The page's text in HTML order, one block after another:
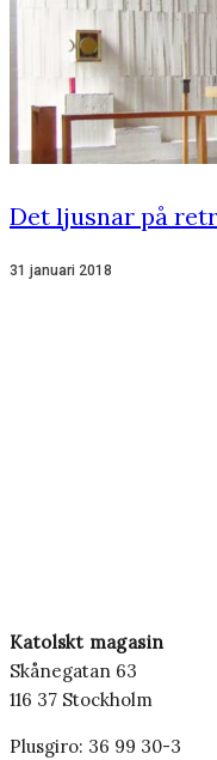
Det ljusnar på
31 januari 2018
Katolskt magasin
Skånegatan 63
116 37 Stockholm
Plusgiro: 36 99 30-3